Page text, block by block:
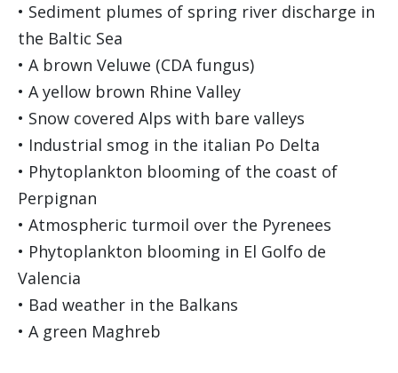
• Sediment plumes of spring river discharge in
the Baltic Sea
• A brown Veluwe (CDA fungus)
• A yellow brown Rhine Valley
• Snow covered Alps with bare valleys
• Industrial smog in the italian Po Delta
• Phytoplankton blooming of the coast of
Perpignan
• Atmospheric turmoil over the Pyrenees
• Phytoplankton blooming in El Golfo de
Valencia
• Bad weather in the Balkans
• A green Maghreb